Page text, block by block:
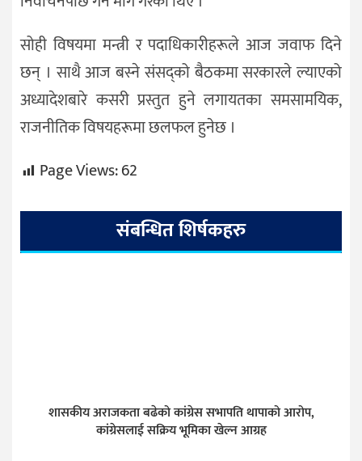
सोही विषयमा मन्त्री र पदाधिकारीहरूले आज जवाफ दिने
छन् । साथै आज बस्ने संसद्को बैठकमा सरकारले ल्याएको
अध्यादेशबारे कसरी प्रस्तुत हुने लगायतका समसामयिक,
राजनीतिक विषयहरूमा छलफल हुनेछ ।
Page Views:62
संबन्धित शिर्षकहरु
शासकीय अराजकता बढेको कांग्रेस सभापति थापाको आरोप,
कांग्रेसलाई सक्रिय भूमिका खेल्न आग्रह